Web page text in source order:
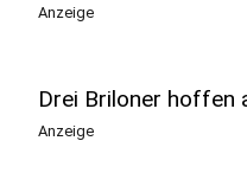
Anzeige
Drei Briloner hoffen
Anzeige